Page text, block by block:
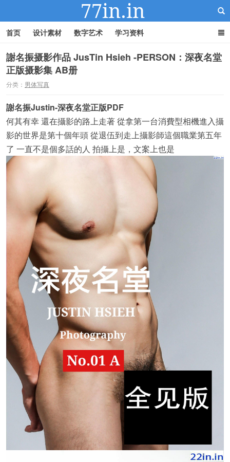
首页 设计素材 数字艺术 学习资料
謝名振摄影作品 JusTin Hsieh -PERSON：深夜名堂
正版摄影集 AB册
分类： 男体写真
謝名振Justin-深夜名堂正版PDF
何其有幸 還在攝影的路上走著 從拿第一台消費型相機進入攝
影的世界是第十個年頭 從退伍到走上攝影師這個職業第五年
了 一直不是個多話的人 拍攝上是，文案上也是